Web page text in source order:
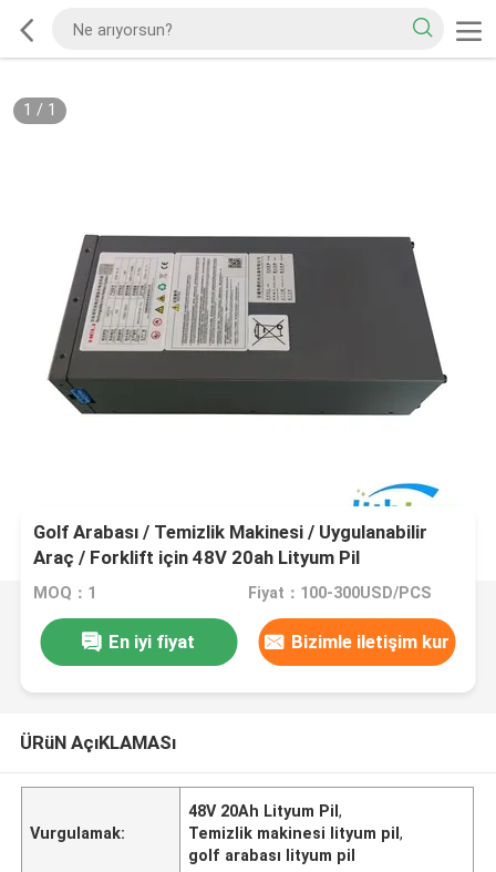
1 / 1
Golf Arabası / Temizlik Makinesi / Uygulanabilir
Araç / Forklift için 48V 20ah Lityum Pil
MOQ：1 Fiyat：100-300USD/PCS
En iyi fiyat Bizimle iletişim kur
ÜRüN AçıKLAMASı
Vurgulamak:
48V 20Ah Lityum Pil,
Temizlik makinesi lityum pil,
golf arabası lityum pil